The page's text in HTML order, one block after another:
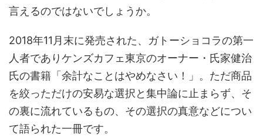
言えるのではないでしょうか。
2018年11月末に発売された、ガトーショコラの第一
人者でありケンズカフェ東京のオーナー・氏家健治
氏の書籍「余計なことはやめなさい！」。ただ商品
を絞っただけの安易な選択と集中論に止まらず、そ
の裏に流れているもの、その選択の真意などについ
て語られた一冊です。